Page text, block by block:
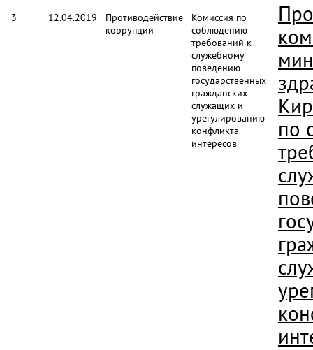
3 12.04.2019
Противодействие
коррупции
Комиссия по
соблюдению
требований к
служебному
поведению
государственных
гражданских
служащих и
урегулированию
конфликта
интересов
по